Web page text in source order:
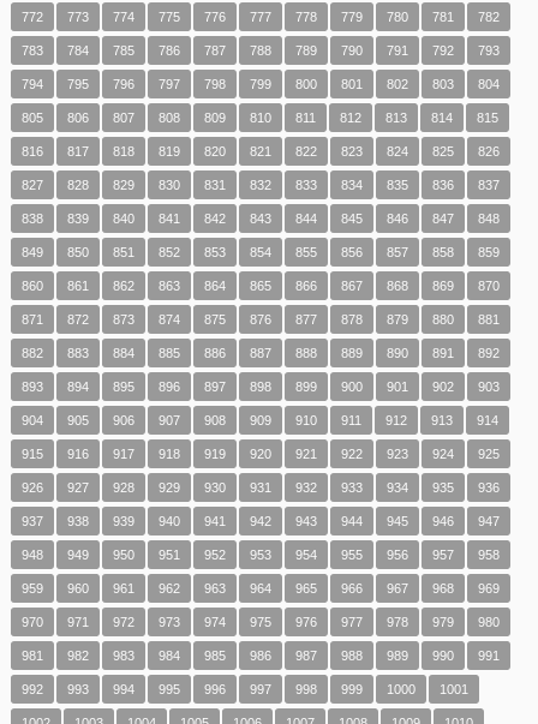
772 773 774 775 776 777 778 779 780 781 782
783 784 785 786 787 788 789 790 791 792 793
794 795 796 797 798 799 800 801 802 803 804
805 806 807 808 809 810 811 812 813 814 815
816 817 818 819 820 821 822 823 824 825 826
827 828 829 830 831 832 833 834 835 836 837
838 839 840 841 842 843 844 845 846 847 848
849 850 851 852 853 854 855 856 857 858 859
860 861 862 863 864 865 866 867 868 869 870
871 872 873 874 875 876 877 878 879 880 881
882 883 884 885 886 887 888 889 890 891 892
893 894 895 896 897 898 899 900 901 902 903
904 905 906 907 908 909 910 911 912 913 914
915 916 917 918 919 920 921 922 923 924 925
926 927 928 929 930 931 932 933 934 935 936
937 938 939 940 941 942 943 944 945 946 947
948 949 950 951 952 953 954 955 956 957 958
959 960 961 962 963 964 965 966 967 968 969
970 971 972 973 974 975 976 977 978 979 980
981 982 983 984 985 986 987 988 989 990 991
992 993 994 995 996 997 998 999 1000 1001